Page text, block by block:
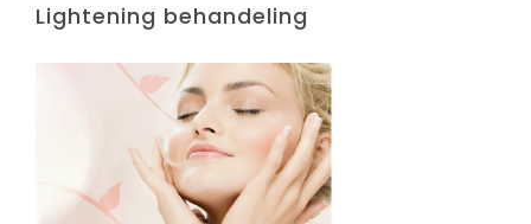
Lightening behandeling